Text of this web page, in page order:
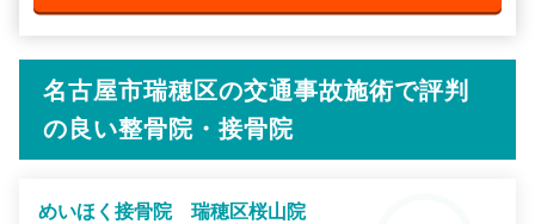
名古屋市瑞穂区の交通事故施術で評判
の良い整骨院・接骨院
めいほく接骨院 瑞穂区桜山院